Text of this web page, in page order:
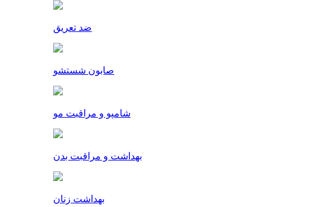
ضد تعریق
صابون شستشو
شامپو و مراقبت مو
بهداشت و مراقبت بدن
بهداشت زنان